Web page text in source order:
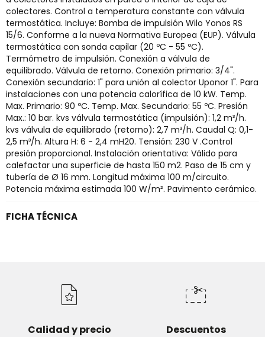
colectores. Control a temperatura constante con válvula
termostática. Incluye: Bomba de impulsión Wilo Yonos RS
15/6. Conforme a la nueva Normativa Europea (EUP). Válvula
termostática con sonda capilar (20 ºC - 55 ºC).
Termómetro de impulsión. Conexión a válvula de
equilibrado. Válvula de retorno. Conexión primario: 3/4".
Conexión secundario: 1" para unión al colector Uponor 1". Para
instalaciones con una potencia calorífica de 10 kW. Temp.
Max. Primario: 90 ºC. Temp. Max. Secundario: 55 ºC. Presión
Max.: 10 bar. kvs válvula termostática (impulsión): 1,2 m³/h.
kvs válvula de equilibrado (retorno): 2,7 m³/h. Caudal Q: 0,1-
2,5 m³/h. Altura H: 6 - 2,4 mH20. Tensión: 230 V .Control
presión proporcional. Instalación orientativa: Válido para
calefactar una superficie de hasta 150 m2. Paso de 15 cm y
tubería de Ø 16 mm. Longitud máxima 100 m/circuito.
Potencia máxima estimada 100 W/m². Pavimento cerámico.
FICHA TÉCNICA
Calidad y precio Descuentos